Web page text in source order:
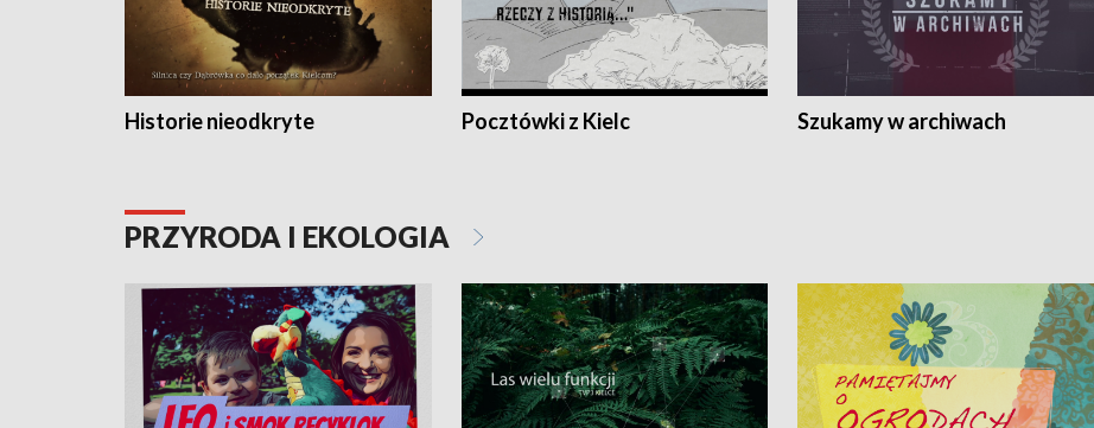
Historie nieodkryte Pocztówki z Kielc Szukamy w archiwach
PRZYRODA I EKOLOGIA